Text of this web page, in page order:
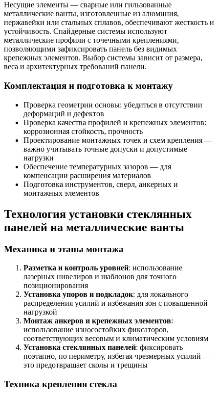
Несущие элементы — сварные или гильзованные
металлические ванты, изготовленные из алюминия,
нержавейки или стальных сплавов, обеспечивают жесткость и
устойчивость. Спайдерные системы используют
металлические профили с точечными креплениями,
позволяющими зафиксировать панель без видимых
крепежных элементов. Выбор системы зависит от размера,
веса и архитектурных требований панели.
Комплектация и подготовка к монтажу
Проверка геометрии основы: убедиться в отсутствии
деформаций и дефектов
Проверка качества профилей и крепежных элементов:
коррозионная стойкость, прочность
Проектирование монтажных точек и схем крепления —
важно учитывать точные допуски и допустимые
нагрузки
Обеспечение температурных зазоров — для
компенсации расширения материалов
Подготовка инструментов, сверл, анкерных и
монтажных элементов
Технология установки стеклянных
панелей на металлические ванты
Механика и этапы монтажа
Разметка и контроль уровней: использование
лазерных нивелиров и шаблонов для точного
позиционирования
Установка упоров и подкладок: для локального
распределения усилий и избежания зон с повышенной
нагрузкой
Монтаж анкеров и крепежных элементов:
использование износостойких фиксаторов,
соответствующих весовым и климатическим условиям
Установка стеклянных панелей: фиксировать
поэтапно, по периметру, избегая чрезмерных усилий —
это предотвращает сколы и трещины
Техника крепления стекла